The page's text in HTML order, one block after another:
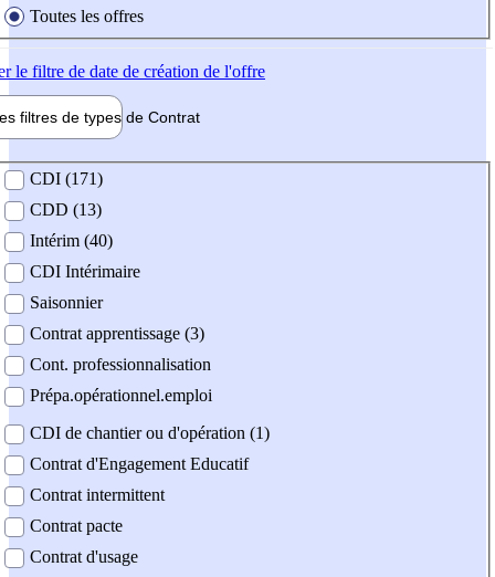
Toutes les offres
le filtre de date de création de l'offre
filtres de types de Contrat
contrat
CDI (171)
CDD (13)
Intérim (40)
CDI Intérimaire
Saisonnier
Contrat apprentissage (3)
Cont. professionnalisation
Prépa.opérationnel.emploi
CDI de chantier ou d'opération (1)
Contrat d'Engagement Educatif
Contrat intermittent
Contrat pacte
Contrat d'usage